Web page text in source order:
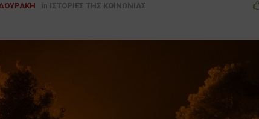
in ΙΣΤΟΡΙΕΣ ΤΗΣ ΚΟΙΝΩΝΙΑΣ